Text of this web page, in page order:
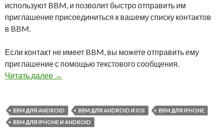
используют BBM, и позволит быстро отправить им
приглашение присоединиться к вашему списку контактов
в BBM.
Если контакт не имеет BBM, вы можете отправить ему
приглашение с помощью текстового сообщения.
Читать далее BBM для iPhone и Android теперь с
→
BBM ДЛЯ ANDROID BBM ДЛЯ ANDROID И IOS
BBM ДЛЯ IPHONE
BBM ДЛЯ IPHONE И ANDROID